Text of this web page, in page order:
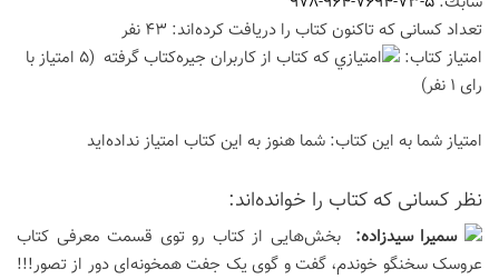
تعداد كسانی كه تاكنون كتاب را دریافت كرده‌اند: 43 نفر
امتیاز كتاب:
(5 امتیاز با
رای 1 نفر)
امتیاز شما به این كتاب: شما هنوز به این كتاب امتیاز نداده‌اید
نظر كسانی كه كتاب را خوانده‌اند:
سميرا سيدزاده:بخش‌هایی از کتاب رو توی قسمت معرفی کتاب
عروسک سخنگو خوندم، گفت و گوی یک جفت همخونه‌ای دور از تصور!!!